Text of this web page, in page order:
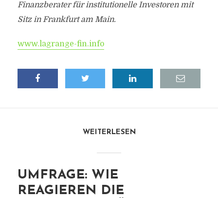
Finanzberater für institutionelle Investoren mit
Sitz in Frankfurt am Main.
www.lagrange-fin.info
WEITERLESEN
UMFRAGE: WIE
REAGIEREN DIE